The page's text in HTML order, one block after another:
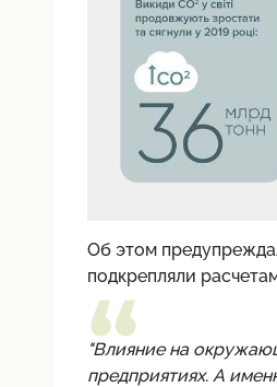
Об этом
подкрепляли
"Влияние на
предприятиях. А